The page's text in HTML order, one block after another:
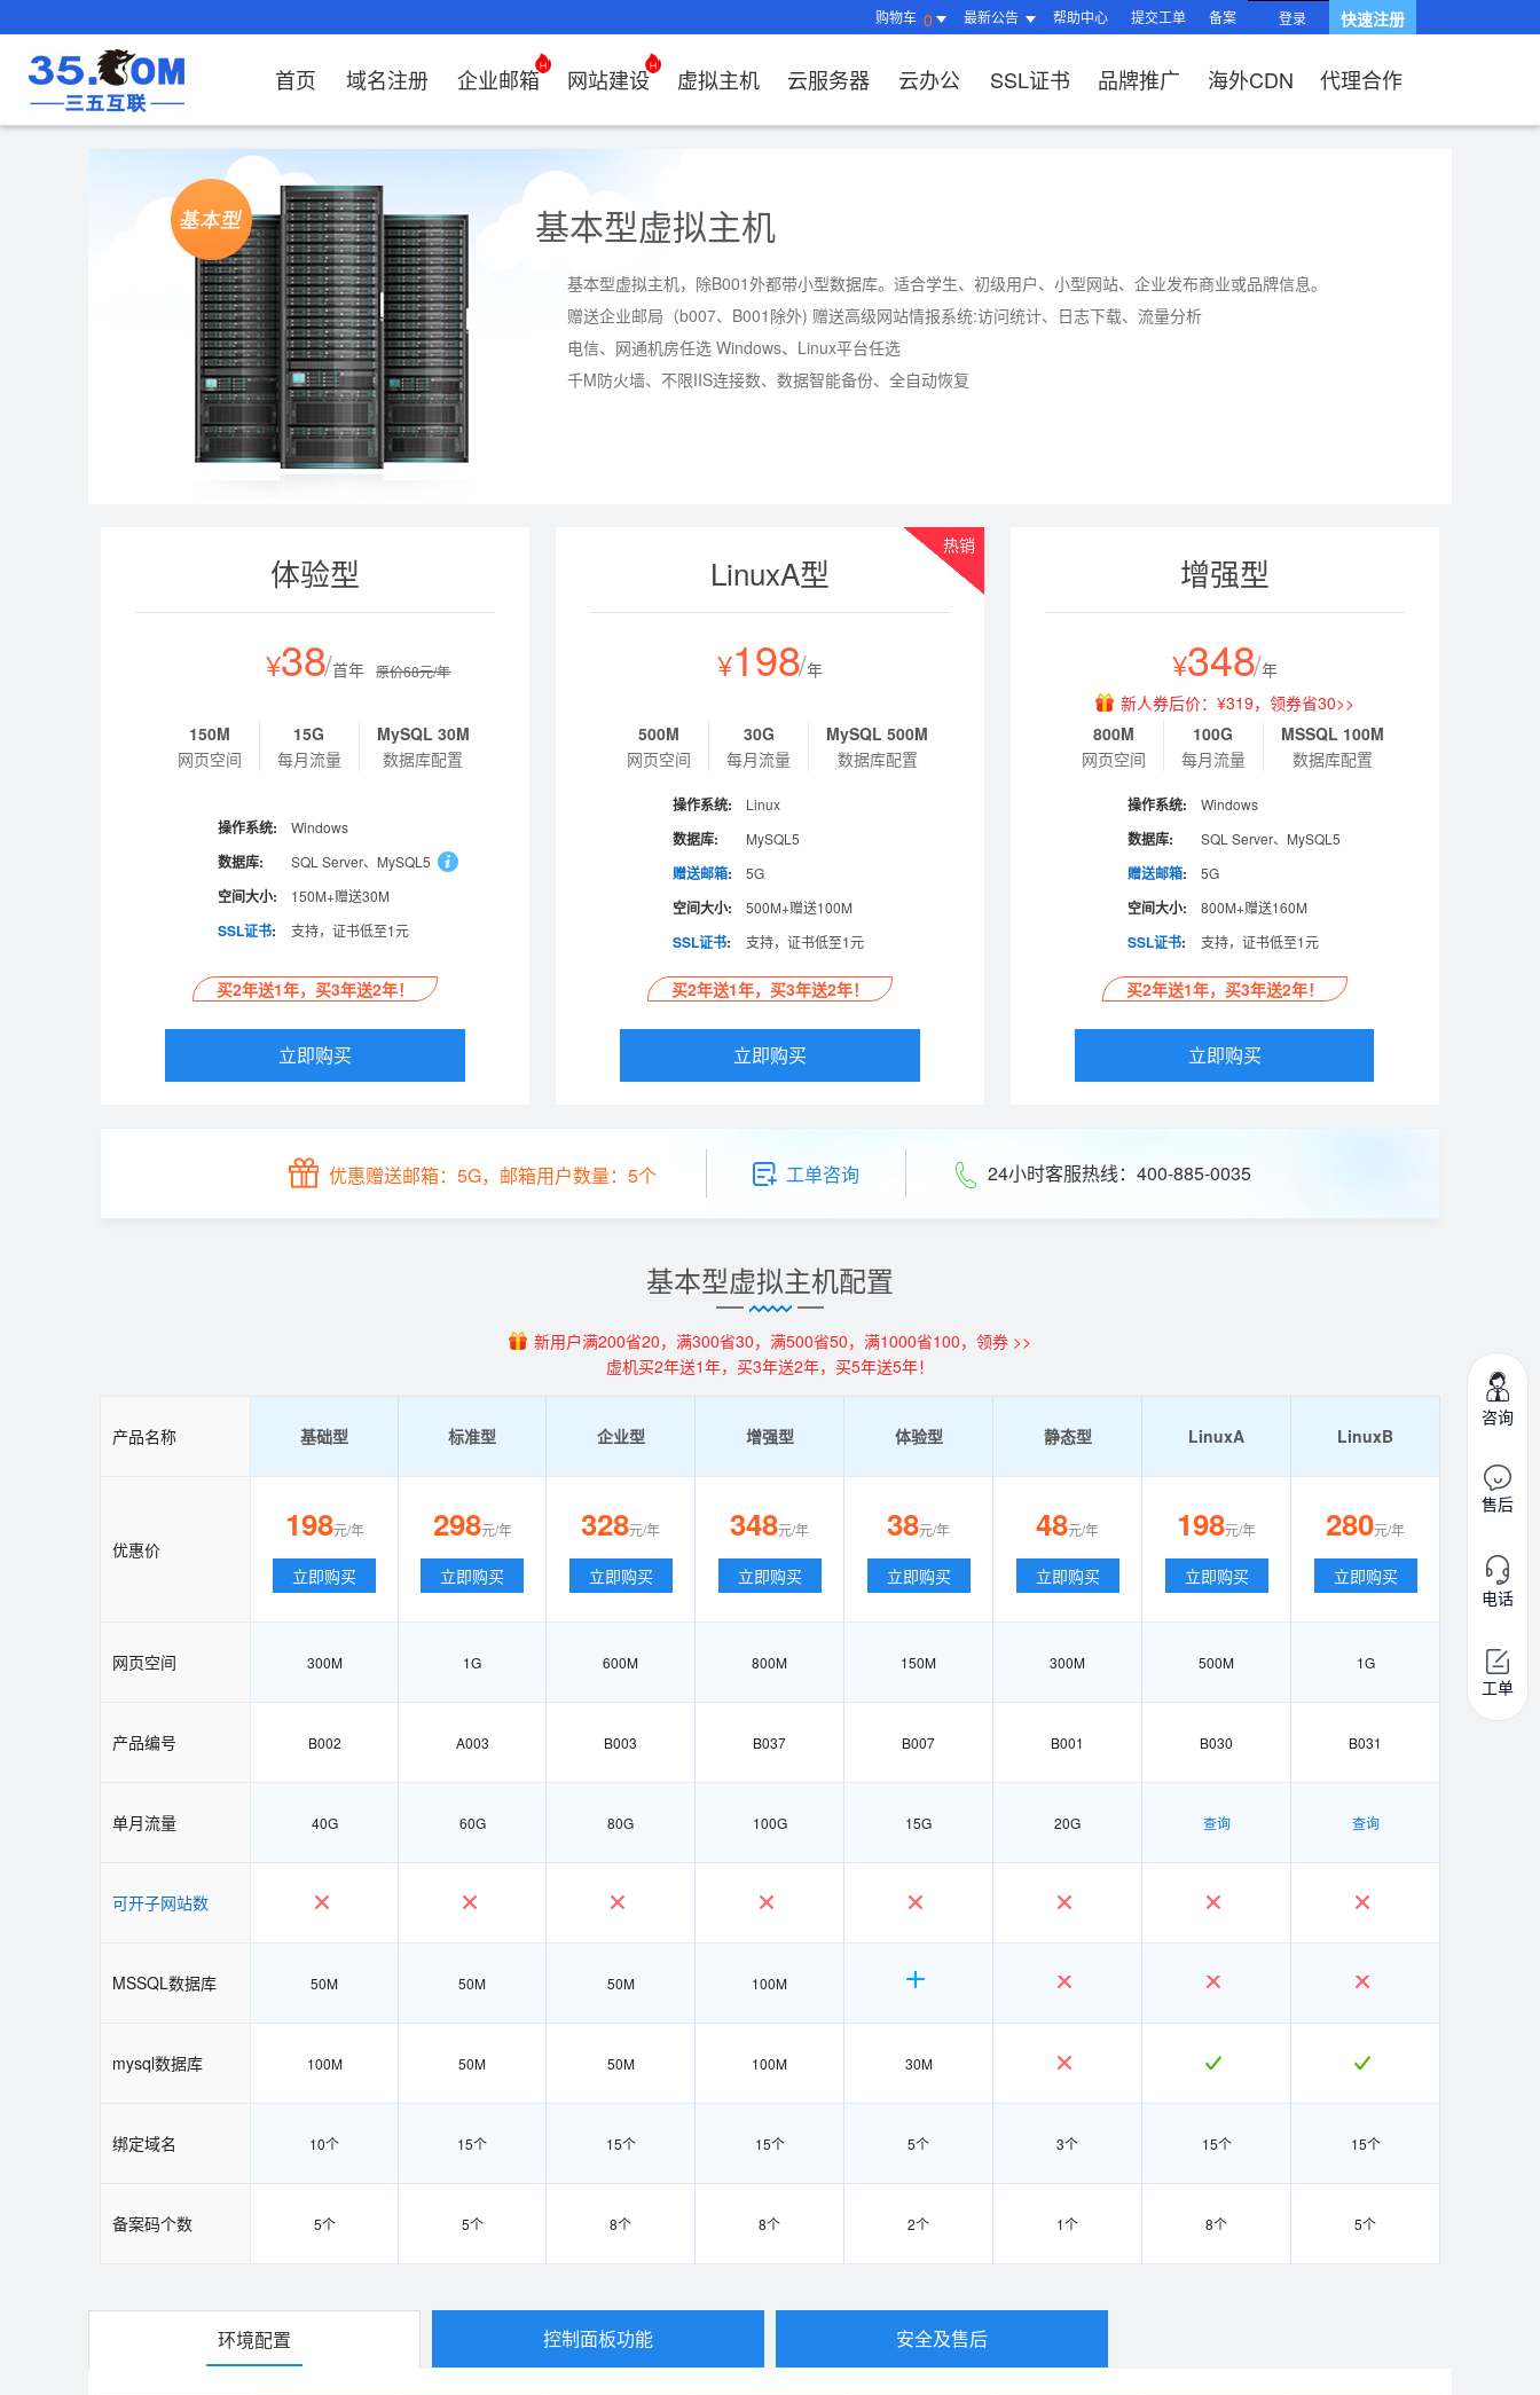
购物车0 最新公告 帮助中心 提交工单 备案 登录 快速注册
首页 域名注册
域名注册
域名价格总览
Whois查询
备案中心
域名转入
SSL证书
企业数字化解决方案
域名常见问题
域名到期了如何续费？
域名注册常见问题
如何转入/转出/过户域名？
企业邮箱
企业邮箱
EDM邮件营销
企业云办公解决方案
企业沟通解决方案
企业数字化解决方案
企业邮箱常见问题
邮局解析及客户端设置使用指南
企业邮箱部署SSL证书
企业邮箱续费流程
网站建设
刺猬响站
微信小程序
定制及品牌建站
海外加速
Google优化&推广
网络安全解决方案
网站建设常见问题
如何设置页面布局与组件渲染
网站SEO、收录相关问题
网站安全及侵权相关问题
虚拟主机
经济型
全能型
企业上网解决方案
企业数字化解决方案
虚拟主机常见问题
AI扫描/修复
虚拟主机购买流程
选择多大的空间和流量合适?
云服务器
基础版
标准版
企业上网解决方案
云服务器常见问题
IPV6转换服务
如何选择合适的云服务器
云服务器购买常见问题
服务器网站搭建步骤
云办公
云OA
人脉云名片
企业上网解决方案
企业云办公解决方案
企业数字化解决方案
OA有哪些功能？
35OA有什么优势？
如何创建OKR？
怎么创建云名片？
SSL证书
SSL证书申请
国密证书申请
ssITrus
DigiCert
GeoTrust
TrustAsia
证书选购
我的证书
证书托管
什么是DV、OV、EV证
如何选择SSL证书品
品牌推广
谷易搜
百度搜索
Google优化&推广
出海社媒运营
谷易搜后台操作指南
关键词相关问题
海外CDN
海外加速
企业上网解决方案
外贸数字营销解决方案
如何接入域名？
如何管理加速域名？
如何查询流量使用情况？
CDN流量包如何续费？
代理合作
基本型虚拟主机
基本型虚拟主机，除B001外都带小型数据库。适合学生、初级用户、小型网站、企业发布商业或品牌信息。
赠送企业邮局（b007、B001除外) 赠送高级网站情报系统:访问统计、日志下载、流量分析
电信、网通机房任选 Windows、Linux平台任选
千M防火墙、不限IIS连接数、数据智能备份、全自动恢复
体验型
¥38/首年 原价68元/年
150M
网页空间
15G
每月流量
MySQL 30M
数据库配置
操作系统: Windows
数据库: SQL Server、MySQL5
空间大小: 150M+赠送30M
SSL证书: 支持，证书低至1元
买2年送1年，买3年送2年！
立即购买
热销
LinuxA型
¥198/年
500M
网页空间
30G
每月流量
MySQL 500M
数据库配置
操作系统: Linux
数据库: MySQL5
赠送邮箱: 5G
空间大小: 500M+赠送100M
SSL证书: 支持，证书低至1元
买2年送1年，买3年送2年！
立即购买
增强型
¥348/年
新人券后价：¥319，领券省30>>
800M
网页空间
100G
每月流量
MSSQL 100M
数据库配置
操作系统: Windows
数据库: SQL Server、MySQL5
赠送邮箱: 5G
空间大小: 800M+赠送160M
SSL证书: 支持，证书低至1元
买2年送1年，买3年送2年！
立即购买
优惠赠送邮箱：5G，邮箱用户数量：5个 工单咨询 24小时客服热线：400-885-0035
基本型虚拟主机配置
新用户满200省20，满300省30，满500省50，满1000省100，领券 >>
虚机买2年送1年，买3年送2年，买5年送5年！
产品名称 基础型 标准型 企业型 增强型 体验型 静态型 LinuxA LinuxB
优惠价
198元/年
立即购买
298元/年
立即购买
328元/年
立即购买
348元/年
立即购买
38元/年
立即购买
48元/年
立即购买
198元/年
立即购买
280元/年
立即购买
网页空间 300M 1G 600M 800M 150M 300M 500M 1G
产品编号 B002 A003 B003 B037 B007 B001 B030 B031
单月流量 40G 60G 80G 100G 15G 20G 查询 查询
可开子网站数
MSSQL数据库 50M 50M 50M 100M
mysql数据库 100M 50M 50M 100M 30M
绑定域名 10个 15个 15个 15个 5个 3个 15个 15个
备案码个数 5个 5个 8个 8个 2个 1个 8个 5个
环境配置 控制面板功能 安全及售后
咨询
售后
电话
工单